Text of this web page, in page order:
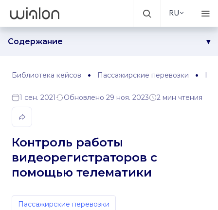
RU
Содержание
Решение
Библиотека кейсов Пассажирские перевозки
1 сен. 2021 Обновлено 29 ноя. 2023 2 мин чтения
Контроль работы
видеорегистраторов с
помощью телематики
Пассажирские перевозки